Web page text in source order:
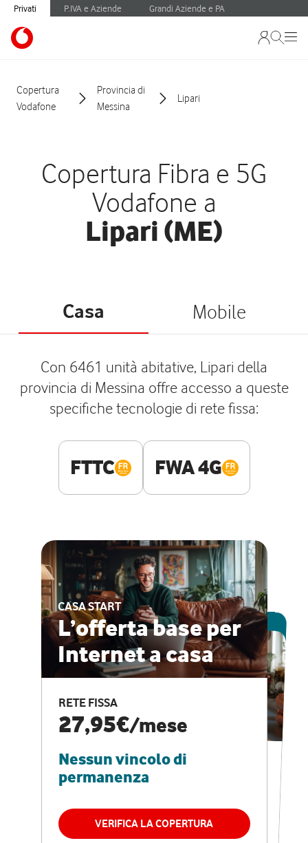
Privati P.IVA e Aziende Grandi Aziende e PA
Copertura
Vodafone
Provincia di
Messina
Lipari
Copertura Fibra e 5G
Vodafone a
Lipari (ME)
Casa Mobile
Con 6461 unità abitative, Lipari della
provincia di Messina offre accesso a queste
specifiche tecnologie di rete fissa:
FTTC FWA 4G
CASA START
L’offerta base per
Internet a casa
RETE FISSA
27,95€/mese
Nessun vincolo di
permanenza
VERIFICA LA COPERTURA
ESCLUSIVA ONLINE
CASA PRO
Internet veloce e
vantaggi speciali
RETE FISSA + VODAFONE CLUB
29,95€
permanenza